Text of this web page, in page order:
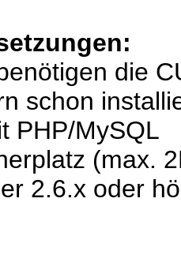
die
schon
PHP/MySQL
(max.
2.6.x oder